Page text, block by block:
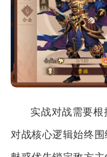
实战对战需要根
对战核心逻辑始终